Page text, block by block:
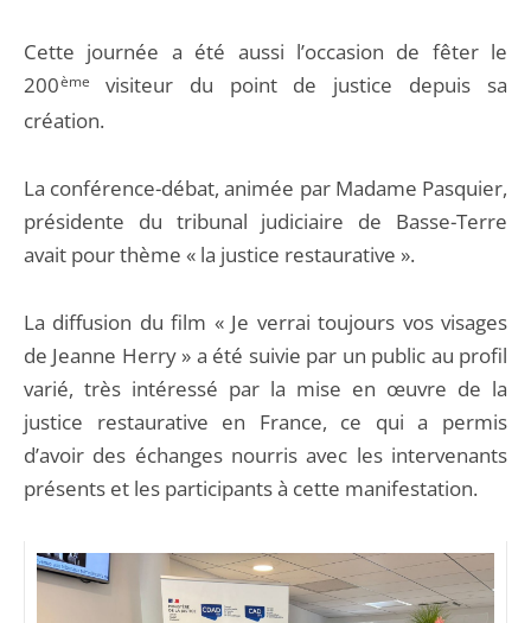
Cette journée a été aussi l’occasion de fêter le
200ème
visiteur du point de justice depuis sa
création.
La conférence-débat, animée par Madame Pasquier,
présidente du tribunal judiciaire de Basse-Terre
avait pour thème « la justice restaurative ».
La diffusion du film « Je verrai toujours vos visages
de Jeanne Herry » a été suivie par un public au profil
varié, très intéressé par la mise en œuvre de la
justice restaurative en France, ce qui a permis
d’avoir des échanges nourris avec les intervenants
présents et les participants à cette manifestation.